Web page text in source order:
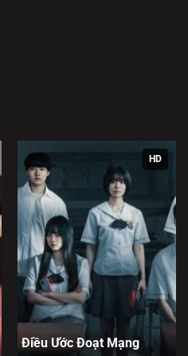
HD
Điều Ước Đoạt Mạng